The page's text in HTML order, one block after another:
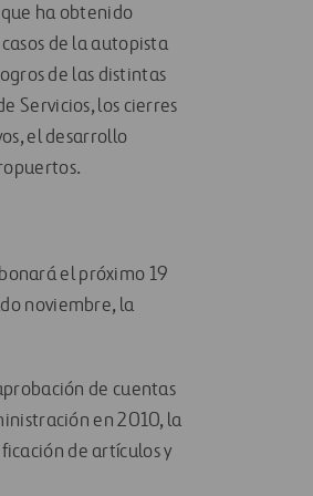
ha obtenido
de la autopista
de las distintas
Servicios, los cierres
el desarrollo
el próximo 19
noviembre, la
de cuentas
en 2010, la
de artículos y